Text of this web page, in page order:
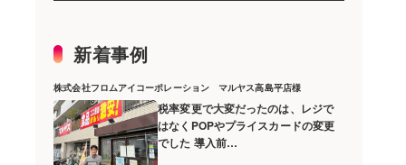
新着事例
株式会社フロムアイコーポレーション マルヤス高島平店様
税率変更で大変だったのは、レジで
はなくPOPやプライスカードの変更
でした 導入前…